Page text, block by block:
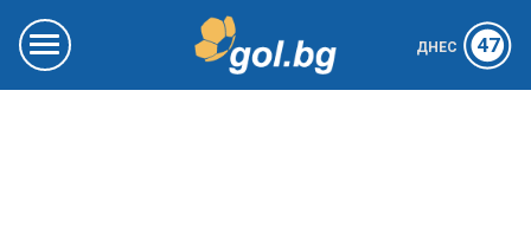
ДНЕС 47